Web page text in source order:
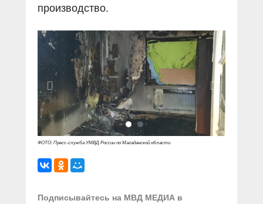
производство.
ФОТО: Пресс-служба УМВД России по Магаданской области
Подписывайтесь на МВД МЕДИА в